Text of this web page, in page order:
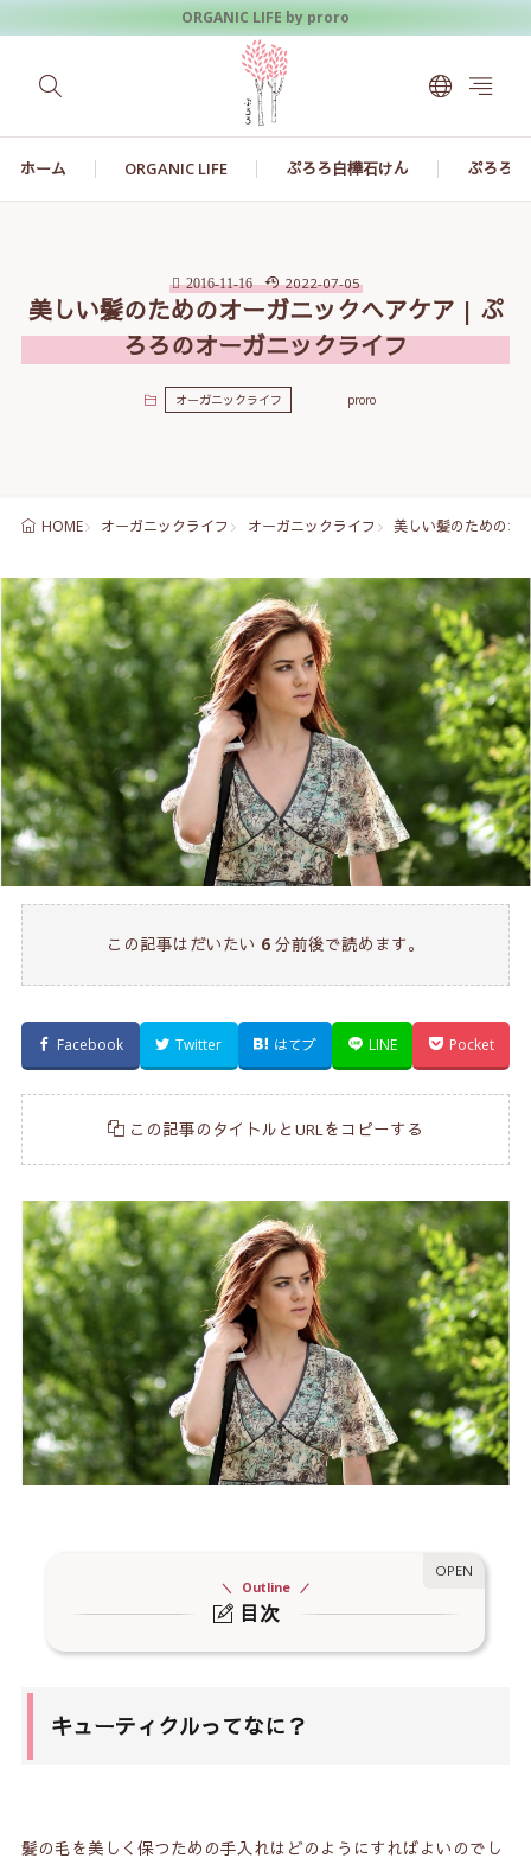
ORGANIC LIFE by proro
ホーム ORGANIC LIFE ぷろろ白樺石けん ぷろろ
2016-11-16 2022-07-05
美しい髪のためのオーガニックヘアケア | ぷ
ろろのオーガニックライフ
オーガニックライフ proro
HOME オーガニックライフ オーガニックライフ 美しい髪のためのオ
この記事はだいたい 6 分前後で読めます。
Facebook Twitter はてブ LINE Pocket
この記事のタイトルとURLをコピーする
目次
Outline
3. 合成シャンプーが髪に深刻なダメージ
キューティクルってなに？
髪の毛を美しく保つための手入れはどのようにすればよいのでし